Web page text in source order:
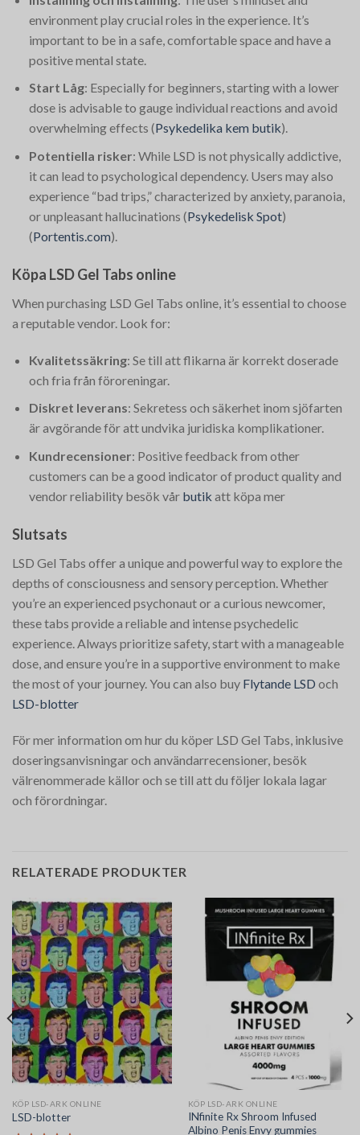
environment play crucial roles in the experience. It’s
important to be in a safe, comfortable space and have a
positive mental state.
Start Låg: Especially for beginners, starting with a lower
dose is advisable to gauge individual reactions and avoid
overwhelming effects​ (Psykedelika kem butik)​.
Potentiella risker: While LSD is not physically addictive,
it can lead to psychological dependency. Users may also
experience “bad trips,” characterized by anxiety, paranoia,
or unpleasant hallucinations​ (Psykedelisk Spot)
(Portentis.com)​.
Köpa LSD Gel Tabs online
When purchasing LSD Gel Tabs online, it’s essential to choose
a reputable vendor. Look for:
Kvalitetssäkring: Se till att flikarna är korrekt doserade
och fria från föroreningar.
Diskret leverans: Sekretess och säkerhet inom sjöfarten
är avgörande för att undvika juridiska komplikationer.
Kundrecensioner: Positive feedback from other
customers can be a good indicator of product quality and
vendor reliability​besök vår butik att köpa mer
Slutsats
LSD Gel Tabs offer a unique and powerful way to explore the
depths of consciousness and sensory perception. Whether
you’re an experienced psychonaut or a curious newcomer,
these tabs provide a reliable and intense psychedelic
experience. Always prioritize safety, start with a manageable
dose, and ensure you’re in a supportive environment to make
the most of your journey. You can also buy Flytande LSD och
LSD-blotter
För mer information om hur du köper LSD Gel Tabs, inklusive
doseringsanvisningar och användarrecensioner, besök
välrenommerade källor och se till att du följer lokala lagar
och förordningar.
RELATERADE PRODUKTER
KÖP LSD-ARK ONLINE
LSD-blotter
KÖP LSD-ARK ONLINE
INfinite Rx Shroom Infused
Albino Penis Envy gummies